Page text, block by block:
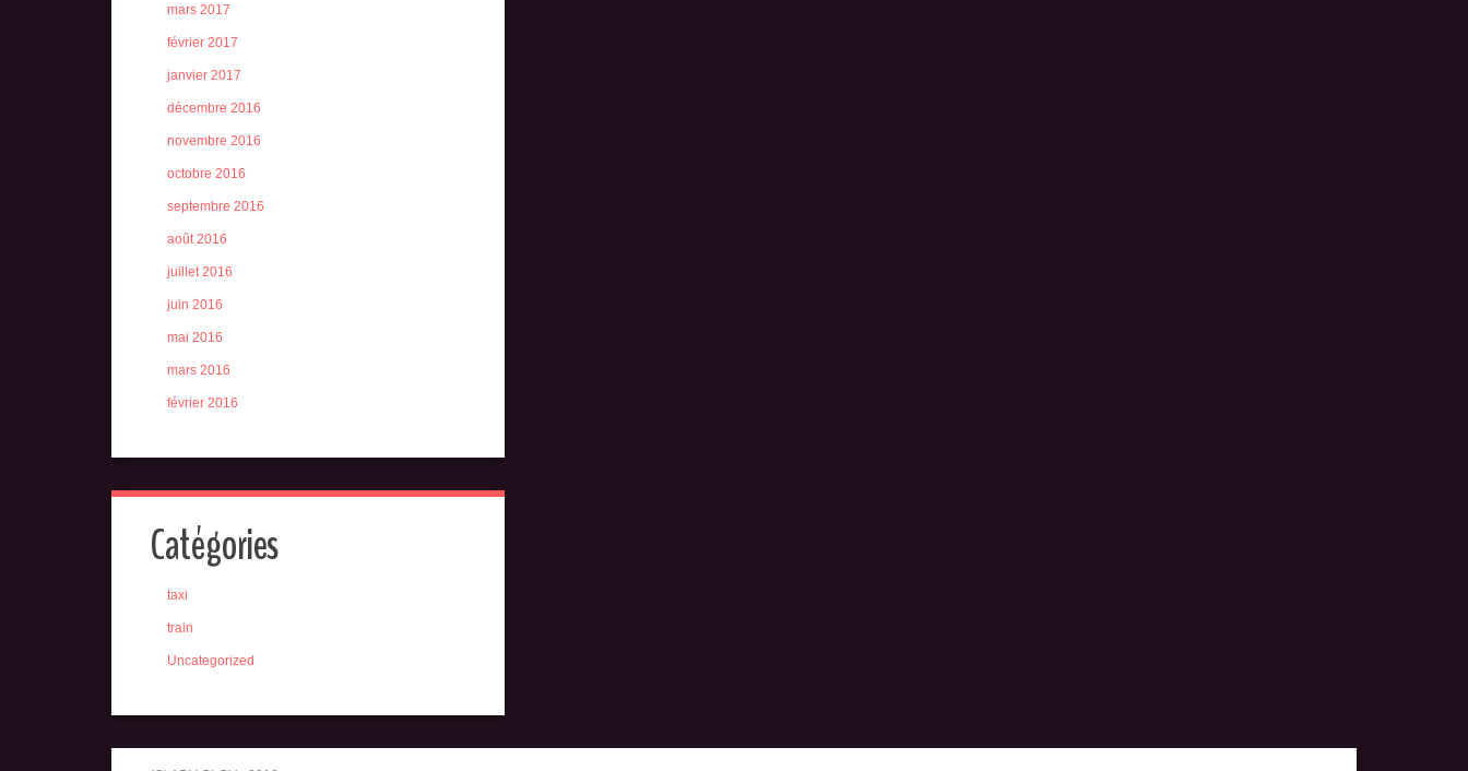
mars 2017
février 2017
janvier 2017
décembre 2016
novembre 2016
octobre 2016
septembre 2016
août 2016
juillet 2016
juin 2016
mai 2016
mars 2016
février 2016
Catégories
taxi
train
Uncategorized